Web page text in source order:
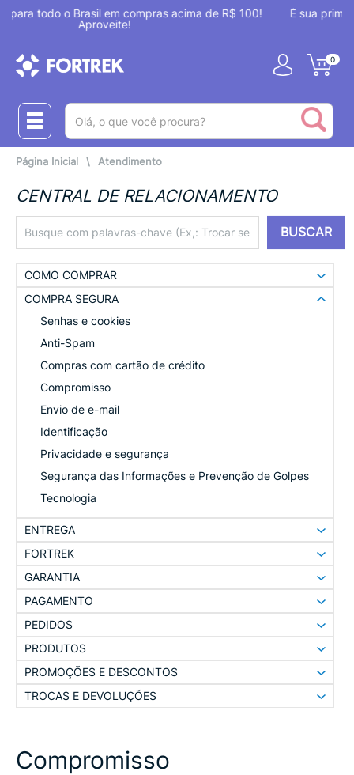
acima de R$ 100!
É sua primeira compra? Aproveite 7% OFF
0
(pesquisar)
Página Inicial \ Atendimento
CENTRAL DE RELACIONAMENTO
BUSCAR
COMO COMPRAR
COMPRA SEGURA
Senhas e cookies
Anti-Spam
Compras com cartão de crédito
Compromisso
Envio de e-mail
Identificação
Privacidade e segurança
Segurança das Informações e Prevenção de Golpes
Tecnologia
ENTREGA
FORTREK
GARANTIA
PAGAMENTO
PEDIDOS
PRODUTOS
PROMOÇÕES E DESCONTOS
TROCAS E DEVOLUÇÕES
Compromisso